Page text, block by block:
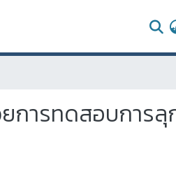
ยการทดสอบการลุ